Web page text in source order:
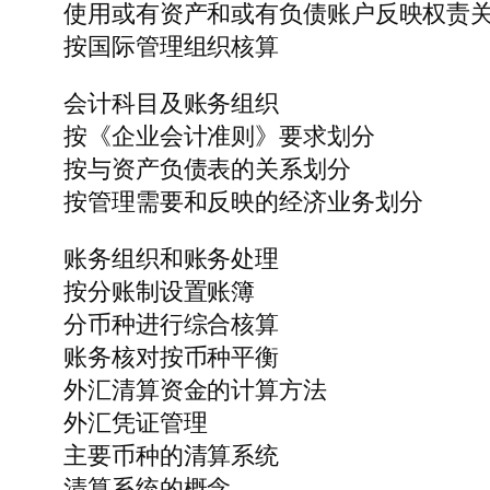
使用或有资产和或有负债账户反映权责
按国际管理组织核算
会计科目及账务组织
按《企业会计准则》要求划分
按与资产负债表的关系划分
按管理需要和反映的经济业务划分
账务组织和账务处理
按分账制设置账簿
分币种进行综合核算
账务核对按币种平衡
外汇清算资金的计算方法
外汇凭证管理
主要币种的清算系统